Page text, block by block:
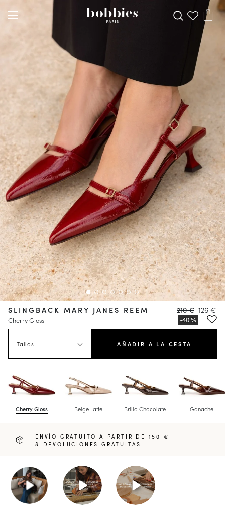
SLINGBACK MARY JANES REEM
Cherry Gloss
210 € 126 €
Tallas AÑADIR A LA CESTA
Cherry Gloss Beige Latte Brillo Chocolate Ganache
ENVÍO GRATUITO A PARTIR DE 150 €
& DEVOLUCIONES GRATUITAS